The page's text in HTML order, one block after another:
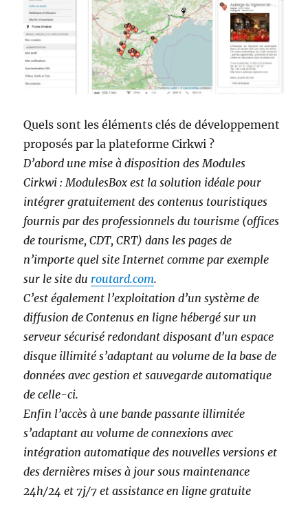
Quels sont les éléments clés de développement
proposés par la plateforme Cirkwi ?
D’abord une mise à disposition des Modules
Cirkwi : ModulesBox est la solution idéale pour
intégrer gratuitement des contenus touristiques
fournis par des professionnels du tourisme (offices
de tourisme, CDT, CRT) dans les pages de
n’importe quel site Internet comme par exemple
sur le site du routard.com.
C’est également l’exploitation d’un système de
diffusion de Contenus en ligne hébergé sur un
serveur sécurisé redondant disposant d’un espace
disque illimité s’adaptant au volume de la base de
données avec gestion et sauvegarde automatique
de celle-ci.
Enfin l’accès à une bande passante illimitée
s’adaptant au volume de connexions avec
intégration automatique des nouvelles versions et
des dernières mises à jour sous maintenance
24h/24 et 7j/7 et assistance en ligne gratuite